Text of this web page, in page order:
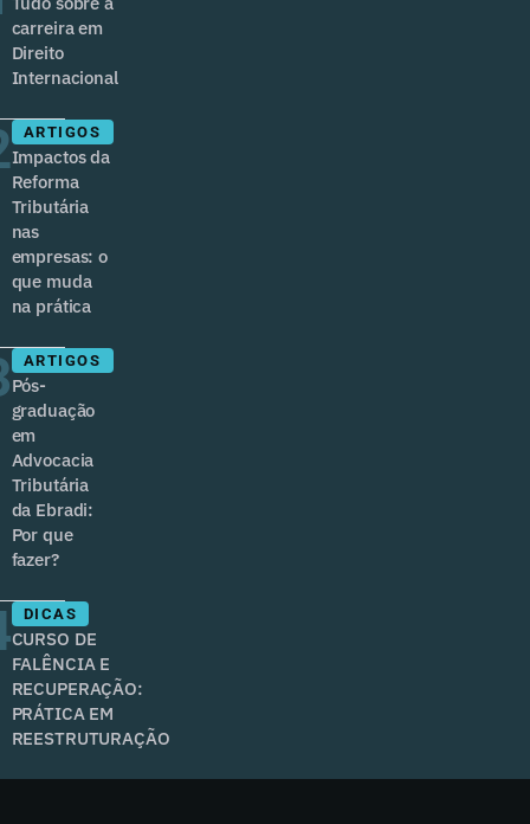
carreira em
Direito
Internacional
ARTIGOS
Impactos da
Reforma
Tributária
nas
empresas: o
que muda
na prática
ARTIGOS
Pós-
graduação
em
Advocacia
Tributária
da Ebradi:
Por que
fazer?
DICAS
CURSO DE
FALÊNCIA E
RECUPERAÇÃO:
PRÁTICA EM
REESTRUTURAÇÃO